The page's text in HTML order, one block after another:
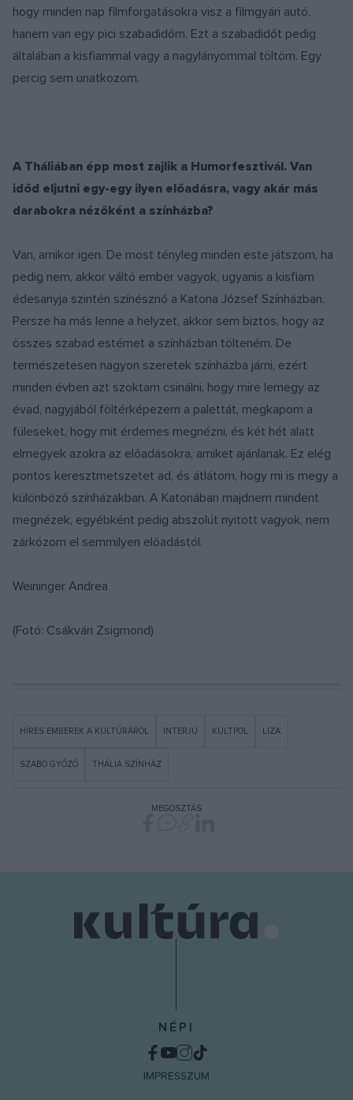
hogy minden nap filmforgatásokra visz a filmgyári autó,
hanem van egy pici szabadidőm. Ezt a szabadidőt pedig
általában a kisfiammal vagy a nagylányommal töltöm. Egy
percig sem unatkozom.
A Tháliában épp most zajlik a Humorfesztivál. Van
időd eljutni egy-egy ilyen előadásra, vagy akár más
darabokra nézőként a színházba?
Van, amikor igen. De most tényleg minden este játszom, ha
pedig nem, akkor váltó ember vagyok, ugyanis a kisfiam
édesanyja szintén színésznő a Katona József Színházban.
Persze ha más lenne a helyzet, akkor sem biztos, hogy az
összes szabad estémet a színházban tölteném. De
természetesen nagyon szeretek színházba járni, ezért
minden évben azt szoktam csinálni, hogy mire lemegy az
évad, nagyjából föltérképezem a palettát, megkapom a
füleseket, hogy mit érdemes megnézni, és két hét alatt
elmegyek azokra az előadásokra, amiket ajánlanak. Ez elég
pontos keresztmetszetet ad, és átlátom, hogy mi is megy a
különböző színházakban. A Katonában majdnem mindent
megnézek, egyébként pedig abszolút nyitott vagyok, nem
zárkózom el semmilyen előadástól.
Weininger Andrea
(Fotó: Csákvári Zsigmond)
HÍRES EMBEREK A KULTÚRÁRÓL INTERJÚ KULTPOL LIZA
SZABÓ GYŐZŐ THÁLIA SZÍNHÁZ
MEGOSZTÁS
NÉPI
IMPRESSZUM